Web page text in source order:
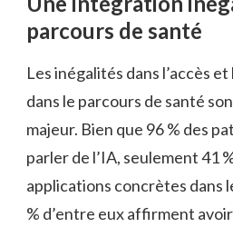
parcours de santé
Les inégalités dans l’accès
dans le parcours de santé
majeur. Bien que 96 % des
parler de l’IA, seulement 41
applications concrètes dans
% d’entre eux affirment